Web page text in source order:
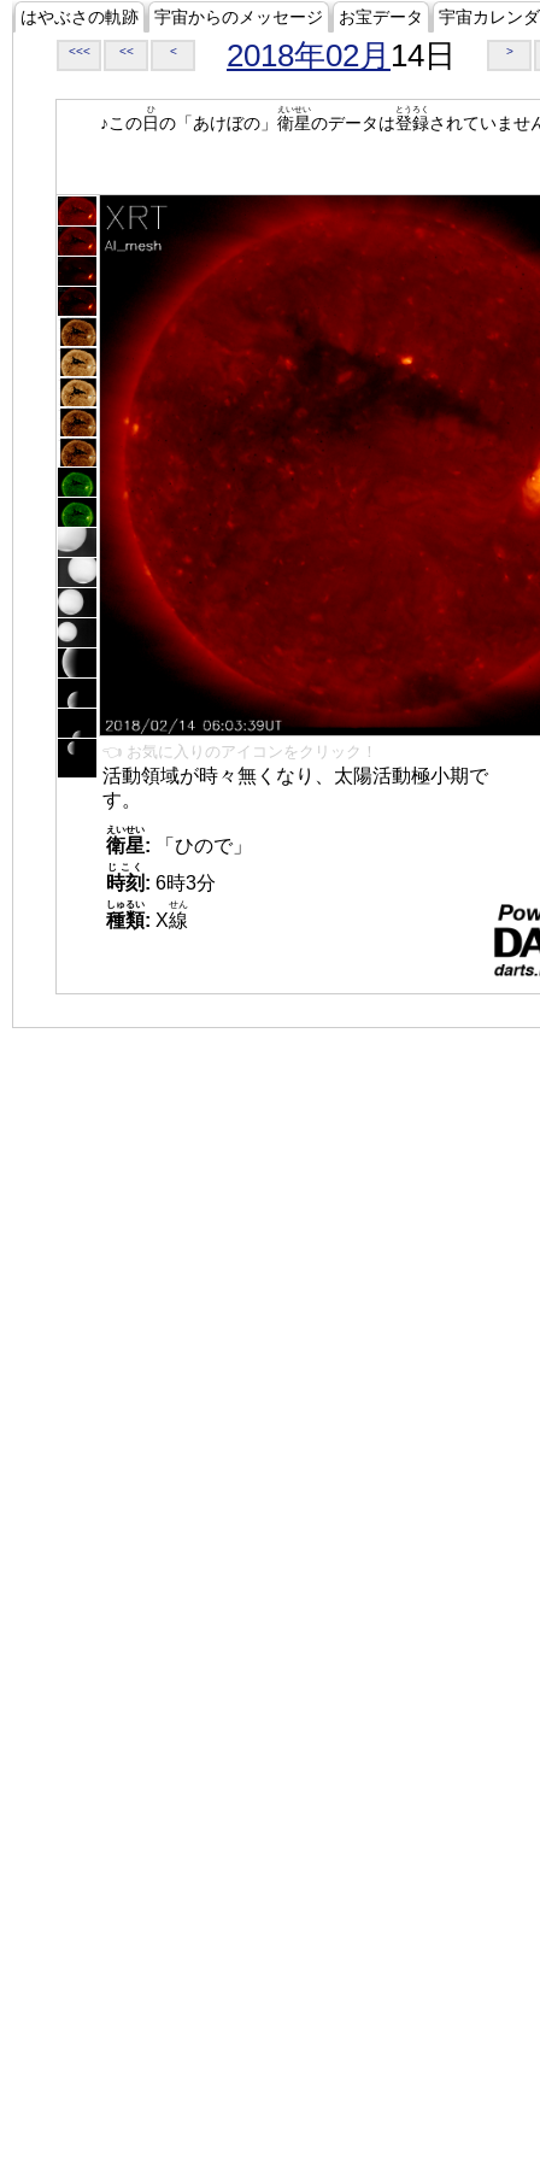
はやぶさの軌跡 宇宙からのメッセージ お宝データ 宇宙カレン
<<< << < 2018年02月 14日 >
♪この日
ひ
の「あけぼの」 衛星
えいせい
のデータは登録
とうろく
されていませ
👈 お気に入りのアイコンをクリック！
活動領域が時々無くなり、太陽活動極小期で
す。
衛星
えいせい
:
「ひので」
時刻
じこく
: 6時3分
種類
しゅるい
: X線
せん